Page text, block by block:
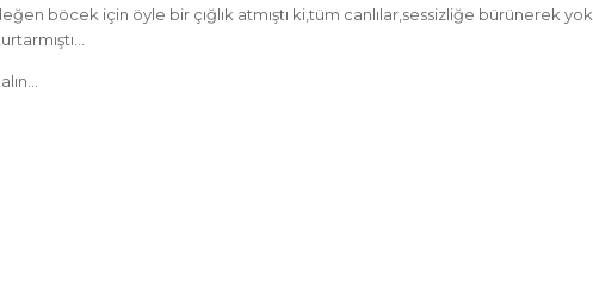
böcek için öyle bir çığlık atmıştı ki,tüm canlılar,sessizliğe bürünerek yok